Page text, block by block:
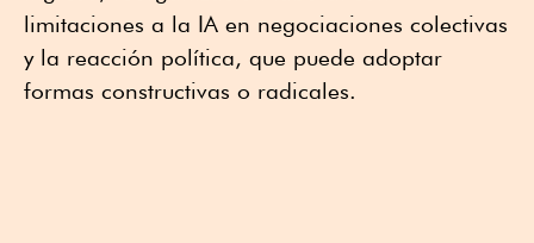
limitaciones a la IA en negociaciones colectivas
y la reacción política, que puede adoptar
formas constructivas o radicales.